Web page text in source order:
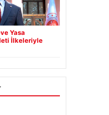
Yasa
İlkeleriyle